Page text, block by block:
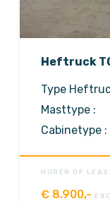
Heftruck
Type
Masttype :
Cabinetype :
HUREN OF
€ 8.900,-